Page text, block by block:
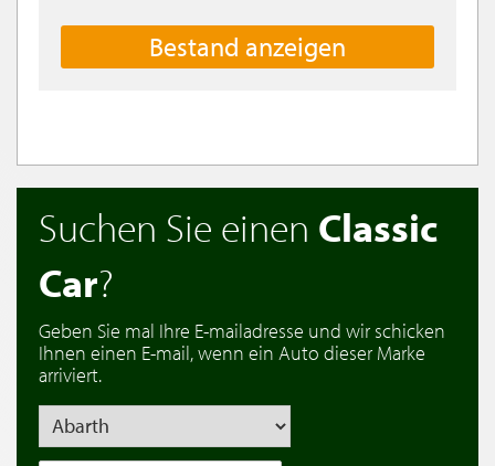
Bestand anzeigen
Suchen Sie einen Classic
Car?
Geben Sie mal Ihre E-mailadresse und wir schicken
Ihnen einen E-mail, wenn ein Auto dieser Marke
arriviert.